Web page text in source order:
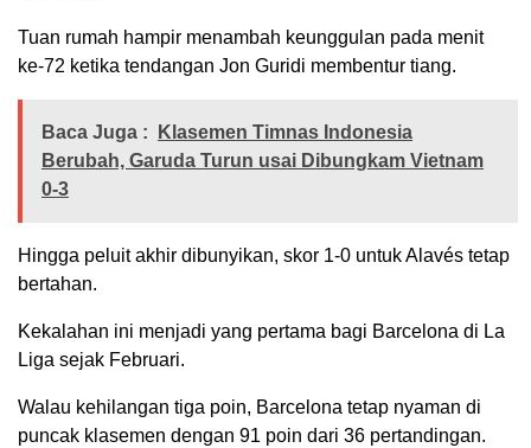
Tuan rumah hampir menambah keunggulan pada menit
ke-72 ketika tendangan Jon Guridi membentur tiang.
Baca Juga :
Klasemen Timnas Indonesia
Berubah, Garuda Turun usai Dibungkam Vietnam
0-3
Hingga peluit akhir dibunyikan, skor 1-0 untuk Alavés tetap
bertahan.
Kekalahan ini menjadi yang pertama bagi Barcelona di La
Liga sejak Februari.
Walau kehilangan tiga poin, Barcelona tetap nyaman di
puncak klasemen dengan 91 poin dari 36 pertandingan.